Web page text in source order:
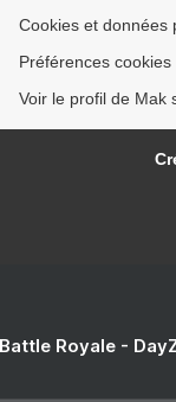
Cookies et données
Préférences cookies
Voir le profil de Mak
Royale -